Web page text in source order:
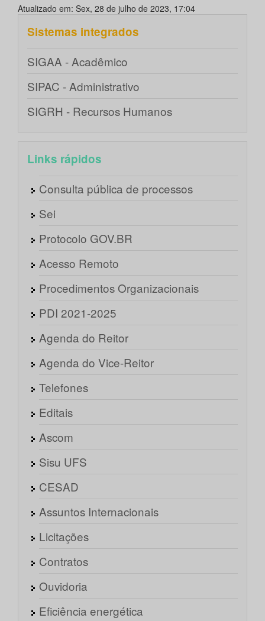
Atualizado em: Sex, 28 de julho de 2023, 17:04
Sistemas integrados
SIGAA - Acadêmico
SIPAC - Administrativo
SIGRH - Recursos Humanos
Links rápidos
Consulta pública de processos
Sei
Protocolo GOV.BR
Acesso Remoto
Procedimentos Organizacionais
PDI 2021-2025
Agenda do Reitor
Agenda do Vice-Reitor
Telefones
Editais
Ascom
Sisu UFS
CESAD
Assuntos Internacionais
Licitações
Contratos
Ouvidoria
Eficiência energética